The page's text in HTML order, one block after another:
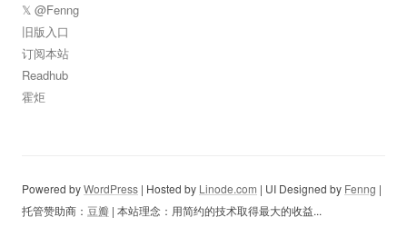
𝕏 @Fenng
旧版入口
订阅本站
Readhub
霍炬
Powered byWordPress | Hosted by Linode.com | UI Designed by Fenng |
托管赞助商： 豆瓣 | 本站理念：用简约的技术取得最大的收益...